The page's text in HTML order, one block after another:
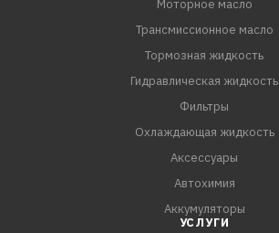
Моторное масло
Трансмиссионное масло
Тормозная жидкость
Гидравлическая жидкость
Фильтры
Охлаждающая жидкость
Аксессуары
Автохимия
Аккумуляторы
УСЛУГИ